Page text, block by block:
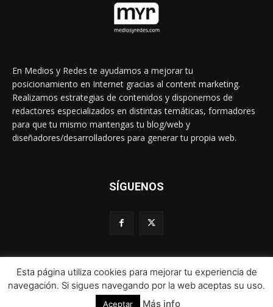
En Medios y Redes te ayudamos a mejorar tu
posicionamiento en Internet gracias al content marketing.
Realizamos estrategias de contenidos y disponemos de
redactores especializados en distintas temáticas, formadores
para que tu mismo mantengas tu blog/web y
diseñadores/desarrolladores para generar tu propia web.
SÍGUENOS
© 1995-2024 Color Vivo Internet. Otros contenidos se cita fuente.
Esta página utiliza cookies para mejorar tu experiencia de
navegación. Si sigues navegando por la web aceptas su uso.
Aceptar Más info